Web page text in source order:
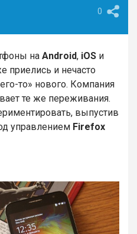
0
на Android, iOS и
приелись и нечасто
то» нового. Компания
те же переживания.
выпустив
управлением Firefox